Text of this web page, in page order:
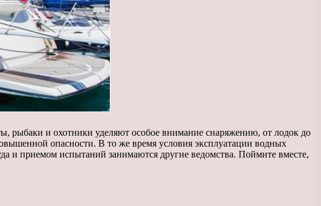
рыбаки и охотники уделяют особое внимание снаряжению, от лодок до
опасности. В то же время условия эксплуатации водных
и приемом испытаний занимаются другие ведомства. Поймите вместе,